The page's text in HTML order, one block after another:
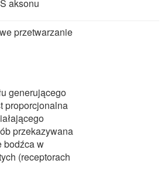
aksonu
przetwarzanie
generującego
proporcjonalna
przekazywana
bodźca w
(receptorach